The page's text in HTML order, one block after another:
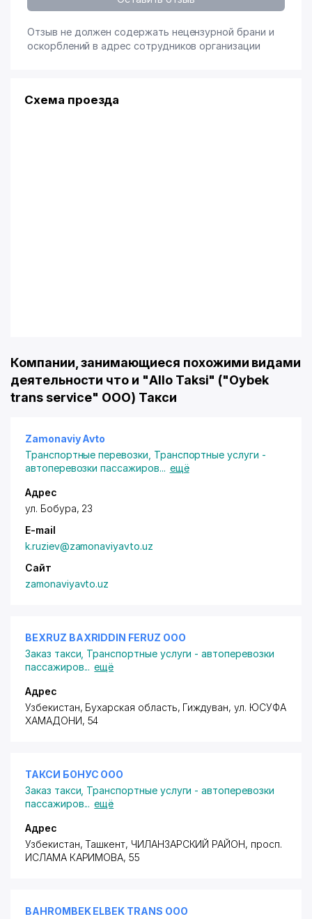
Отзыв не должен содержать нецензурной брани и
оскорблений в адрес сотрудников организации
Схема проезда
Компании, занимающиеся похожими видами
деятельности что и "Allo Taksi" ("Oybek
trans service" ООО) Такси
Zamonaviy Avto
Транспортные перевозки Транспортные услуги -
автоперевозки пассажиров... ещё
Адрес
ул. Бобура, 23
E-mail
k.ruziev@zamonaviyavto.uz
Сайт
zamonaviyavto.uz
BEXRUZ BAXRIDDIN FERUZ ООО
Заказ такси Транспортные услуги - автоперевозки
пассажиров... ещё
Адрес
Узбекистан, Бухарская область, Гиждуван, ул. ЮСУФА
ХАМАДОНИ, 54
ТАКСИ БОНУС ООО
Заказ такси Транспортные услуги - автоперевозки
пассажиров... ещё
Адрес
Узбекистан, Ташкент, ЧИЛАНЗАРСКИЙ РАЙОН, просп.
ИСЛАМА КАРИМОВА, 55
BAHROMBEK ELBEK TRANS ООО